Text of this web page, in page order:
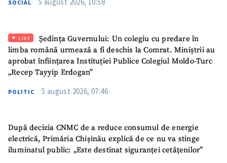
SOCIAL 5 august 2026, 10:58
LIVE
Ședința Guvernului: Un colegiu cu predare în
limba română urmează a fi deschis la Comrat. Miniștrii au
aprobat înființarea Instituției Publice Colegiul Moldo-Turc
„Recep Tayyip Erdogan”
POLITIC 5 august 2026, 07:46
După decizia CNMC de a reduce consumul de energie
electrică, Primăria Chișinău explică de ce nu va stinge
iluminatul public: „Este destinat siguranței cetățenilor”